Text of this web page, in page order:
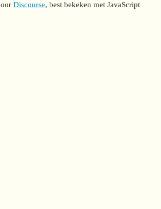
Discourse, best bekeken met JavaScript